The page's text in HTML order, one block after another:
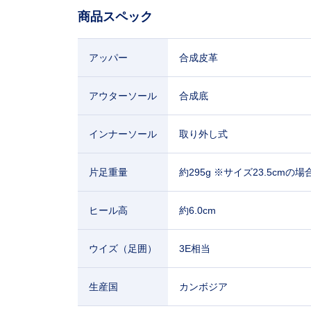
商品スペック
アッパー 合成皮革
アウターソール 合成底
インナーソール 取り外し式
片足重量 約295g ※サイズ23.5cmの場
ヒール高 約6.0cm
ウイズ（足囲） 3E相当
生産国 カンボジア